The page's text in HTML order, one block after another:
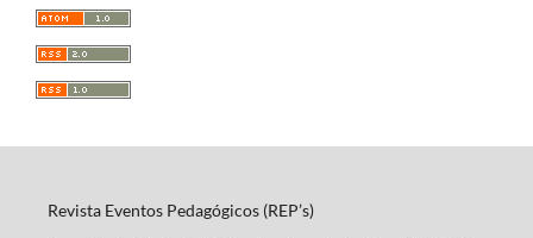
Revista Eventos Pedagógicos (REP’s)